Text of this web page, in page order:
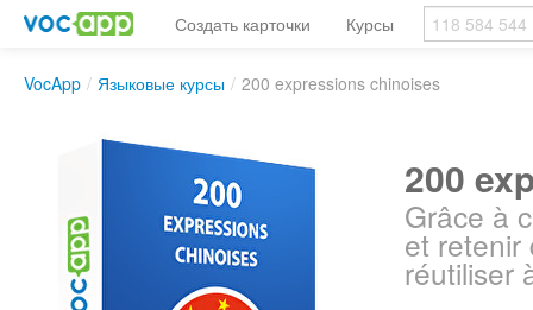
Создать карточки Курсы
VocApp / Языковые курсы / 200 expressions chinoises
200
Grâce à
et retenir
réutiliser